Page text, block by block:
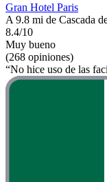
Gran Hotel Paris
A 9.8 mi de Cascada
8.4/10
Muy bueno
(268 opiniones)
“No hice uso de las